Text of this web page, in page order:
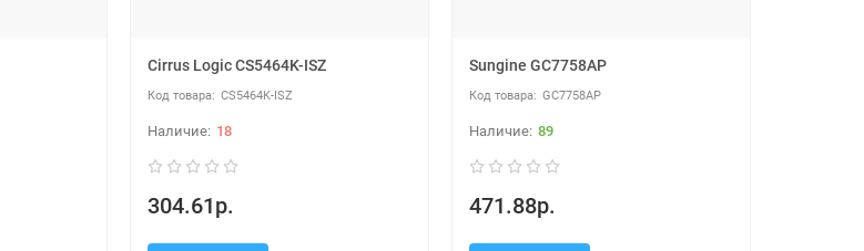
Cirrus Logic CS5464K-ISZ
CS5464K-ISZ
18
304.61р.
Sungine GC7758AP
GC7758AP
89
471.88р.